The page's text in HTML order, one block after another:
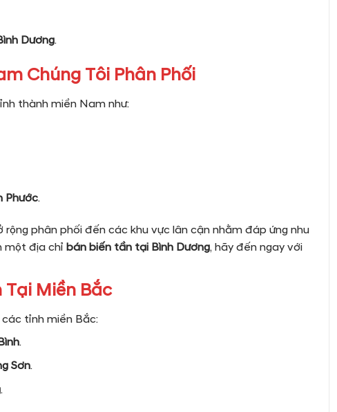
Dương.
Chúng Tôi Phân Phối
thành miền Nam như:
Phước.
rộng phân phối đến các khu vực lân cận nhằm đáp ứng nhu
một địa chỉ bán biến tần tại Bình Dương, hãy đến ngay với
Tại Miền Bắc
tỉnh miền Bắc:
.
Sơn.
.